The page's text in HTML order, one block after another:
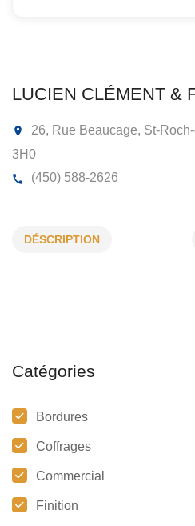
DÉSCRIPTION
Catégories
Bordures
Coffrages
Commercial
Finition